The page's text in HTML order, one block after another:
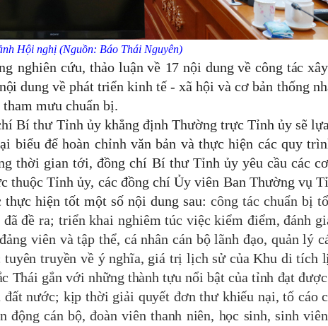
Hội nghị (Nguồn: Báo Thái Nguyên)
nghiên cứu, thảo luận về 17 nội dung về công tác
dung về phát triển kinh tế - xã hội và cơ bản thống
mưu chuẩn bị.
Bí thư Tỉnh ủy khẳng định Thường trực Tỉnh ủy sẽ
biểu để hoàn chỉnh văn bản và thực hiện các quy
thời gian tới, đồng chí Bí thư Tỉnh ủy yêu cầu các
thuộc Tỉnh ủy, các đồng chí Ủy viên Ban Thường vụ
thực hiện tốt một số nội dung sau: công tác chuẩn bị
đề ra; triển khai nghiêm túc việckiểm điểm, đánh
viên và tập thể, cá nhân cán bộ lãnh đạo, quản lý
tuyên truyền về ý nghĩa, giá trị lịch sử của Khu di tích
Thái gắn với những thành tựu nổi bật của tỉnh đạt
đất nước; kịp thời giải quyết đơn thư khiếu nại, tố cáo
động cán bộ, đoàn viên thanh niên, học sinh, sinh